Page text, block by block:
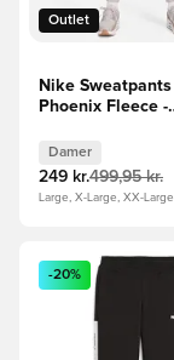
Outlet
Nike Sweatpants
Phoenix Fleece -
Damer
249 kr.499,95 kr.
Large, X-Large, XX-Large
Åbner en
-20%